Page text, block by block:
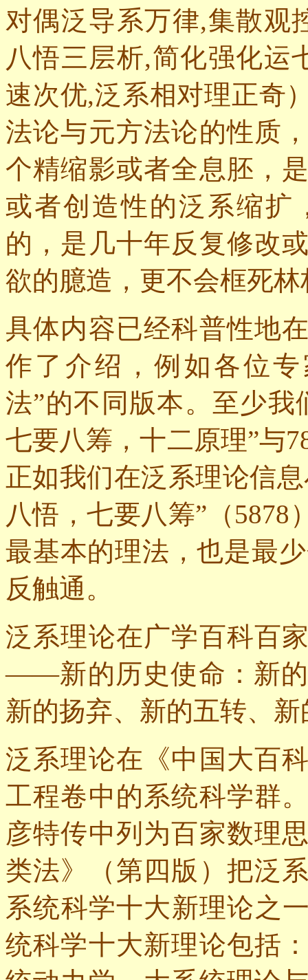
对偶泛导系万律,集散观
八悟三层析,简化强化运
速次优,泛系相对理正奇
法论与元方法论的性质
个精缩影或者全息胚，
或者创造性的泛系缩扩
的，是几十年反复修改
欲的臆造，更不会框死
具体内容已经科普性地
作了介绍，例如各位
法”的不同版本。至少
七要八筹，十二原理”与
正如我们在泛系理论信
八悟，七要八筹”（5878
最基本的理法，也是最
反触通。
泛系理论在广学百科百
——新的历史使命：新的
新的扬弃、新的五转、
泛系理论在《中国大百
工程卷中的系统科学群
彦特传中列为百家数理
类法》（第四版）把泛
系统科学十大新理论之
统科学十大新理论包括